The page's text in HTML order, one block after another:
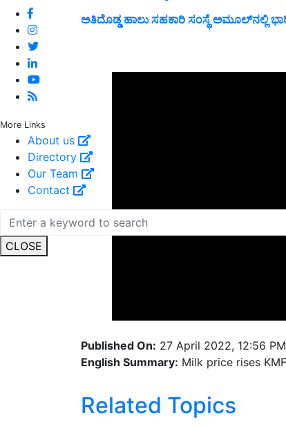
More Links
About us
Directory
Our Team
Contact
CLOSE
ಅತಿದೊಡ್ಡ ಹಾಲು ಸಹಕಾರಿ ಸಂಸ್ಥೆ ಅಮೂಲ್‌ನಲ್ಲಿ
English Summary:Milk price rises KMF
Related Topics
News Milk KMF CM BOmmai